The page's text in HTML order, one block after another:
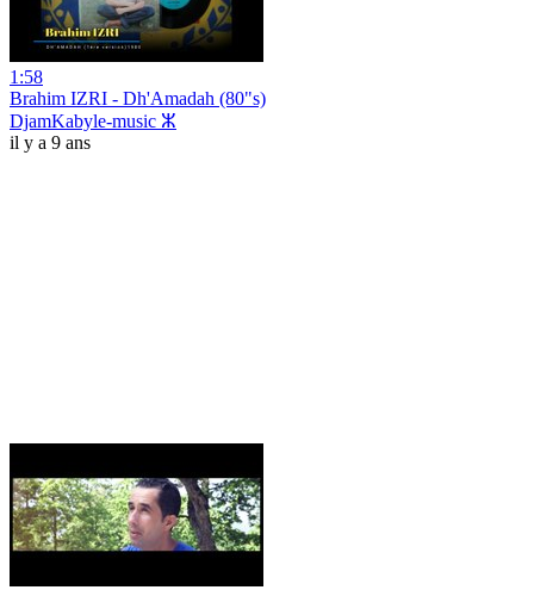
1:58
Brahim IZRI - Dh'Amadah (80"s)
DjamKabyle-music ⵣ
il y a 9 ans